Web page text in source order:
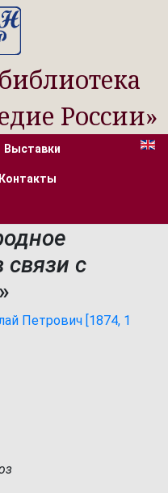
России»
Выставки
Контакты
связи с
»
Петрович [1874, 1